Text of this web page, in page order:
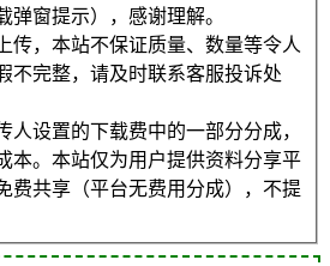
弹窗提示），感谢理解。
，本站不保证质量、数量等令人
不完整，请及时联系客服投诉处
设置的下载费中的一部分分成，
本。本站仅为用户提供资料分享平
费共享（平台无费用分成），不提